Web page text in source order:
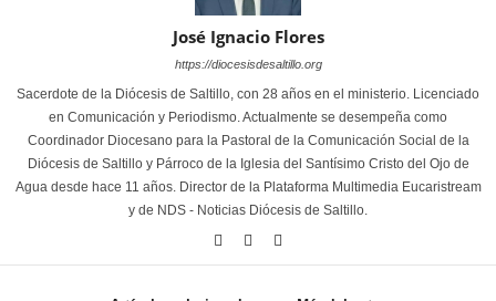
José Ignacio Flores
https://diocesisdesaltillo.org
Sacerdote de la Diócesis de Saltillo, con 28 años en el ministerio. Licenciado
en Comunicación y Periodismo. Actualmente se desempeña como
Coordinador Diocesano para la Pastoral de la Comunicación Social de la
Diócesis de Saltillo y Párroco de la Iglesia del Santísimo Cristo del Ojo de
Agua desde hace 11 años. Director de la Plataforma Multimedia Eucaristream
y de NDS - Noticias Diócesis de Saltillo.